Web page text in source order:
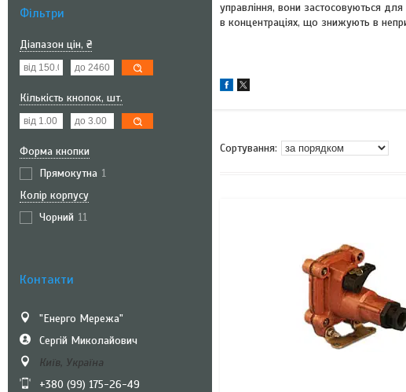
Фільтри
Діапазон цін, ₴
Кількість кнопок, шт.
Форма кнопки
Прямокутна 1
Колір корпусу
Чорний 11
Контакти
"Енерго Мережа"
Сергій Миколайович
Київ, Україна
+380 (99) 175-26-49
управління, вони застосовуються
в концентраціях, що знижують в